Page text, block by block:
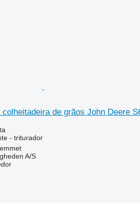
de grãos John Deere
- triturador
A/S